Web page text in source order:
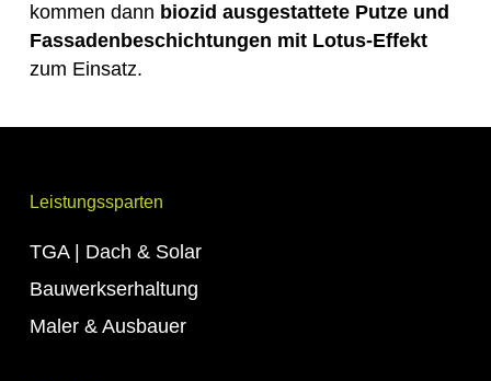
kommen dann biozid ausgestattete Putze und
Fassadenbeschichtungen mit Lotus-Effekt
zum Einsatz.
Leistungssparten
TGA | Dach & Solar
Bauwerkserhaltung
Maler & Ausbauer